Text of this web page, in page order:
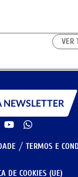
VER
NEWSLETTER
TERMOS E
DE COOKIES (UE)